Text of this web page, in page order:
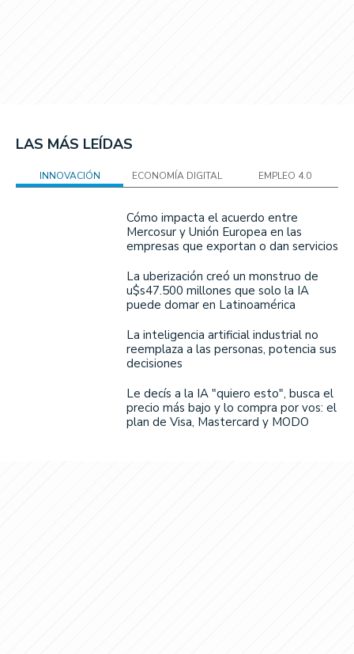
LAS MÁS LEÍDAS
INNOVACIÓN ECONOMÍA DIGITAL EMPLEO 4.0
Cómo impacta el acuerdo entre
Mercosur y Unión Europea en las
empresas que exportan o dan servicios
La uberización creó un monstruo de
u$s47.500 millones que solo la IA
puede domar en Latinoamérica
La inteligencia artificial industrial no
reemplaza a las personas, potencia sus
decisiones
Le decís a la IA "quiero esto", busca el
precio más bajo y lo compra por vos: el
plan de Visa, Mastercard y MODO